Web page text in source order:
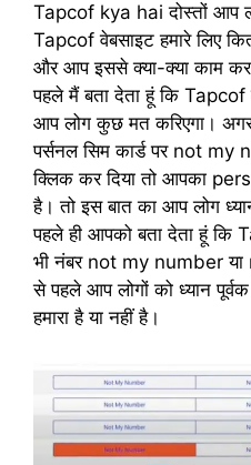
Tapcof kya hai दोस्तों आप
Tapcof वेबसाइट हमारे लिए
और आप इससे क्या-क्या काम
पहले मैं बता देता हूं कि Tapcof
आप लोग कुछ मत करिएगा।
पर्सनल सिम कार्ड पर not
क्लिक कर दिया तो आपका
है। तो इस बात का आप लोग
पहले ही आपको बता देता हूं कि
भी नंबर not my number
से पहले आप लोगों को ध्यान
हमारा है या नहीं है।